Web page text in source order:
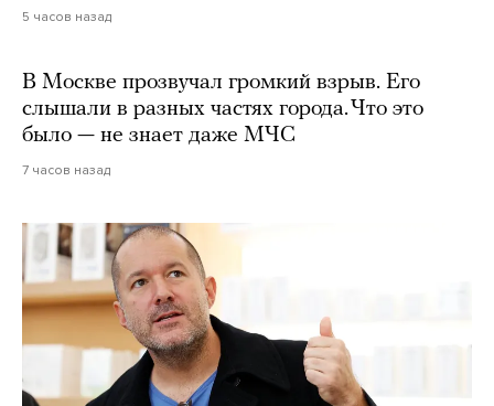
5 часов назад
В Москве прозвучал громкий взрыв. Его
слышали в разных частях города. Что это
было — не знает даже МЧС
7 часов назад